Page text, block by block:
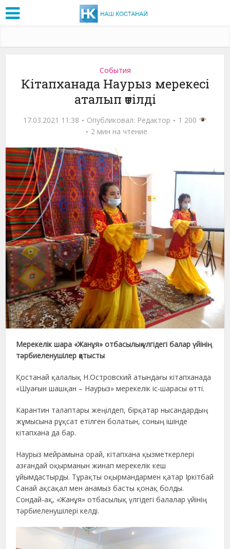
События
Кітапханада Наурыз мерекесі
аталып өтілді
17.03.2021 11:38 Опубликовал: Редактор
1 200
2 мин на чтение
Мерекелік шара «Жанұя» отбасылық үлгідегі балар үйінің
тәрбиеленушілер қатысты
Қостанай қалалық Н.Островский атындағы кітапханада
«Шуағын шашқан – Наурыз» мерекелік іс-шарасы өтті.
Карантин талаптары жеңілдеп, бірқатар нысандардың
жұмысына рұқсат етілген болатын, соның ішінде
кітапхана да бар.
Наурыз мейрамына орай, кітапхана қызметкерлері
азғандай оқырманын жинап мерекелік кеш
ұйымдастырды. Тұрақты оқырмандармен қатар Іркітбай
Санай ақсақал мен анамыз басты қонақ болды.
Сондай-ақ, «Жанұя» отбасылық үлгідегі балалар үйінің
тәрбиеленушілері келді.